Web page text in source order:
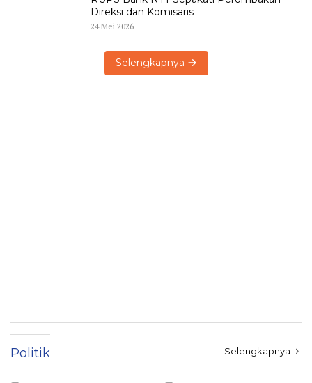
Direksi dan Komisaris
24 Mei 2026
Selengkapnya
Politik Selengkapnya